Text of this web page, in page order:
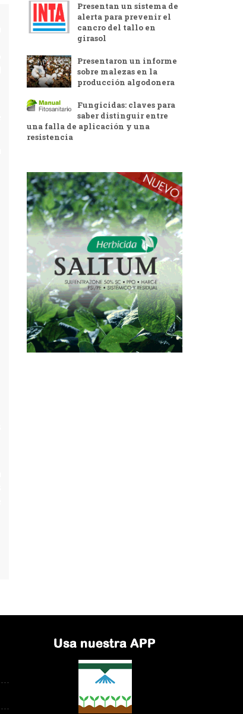
Presentan un sistema de
alerta para prevenir el
cancro del tallo en
girasol
Presentaron un informe
sobre malezas en la
producción algodonera
Fungicidas: claves para
saber distinguir entre
una falla de aplicación y una
resistencia